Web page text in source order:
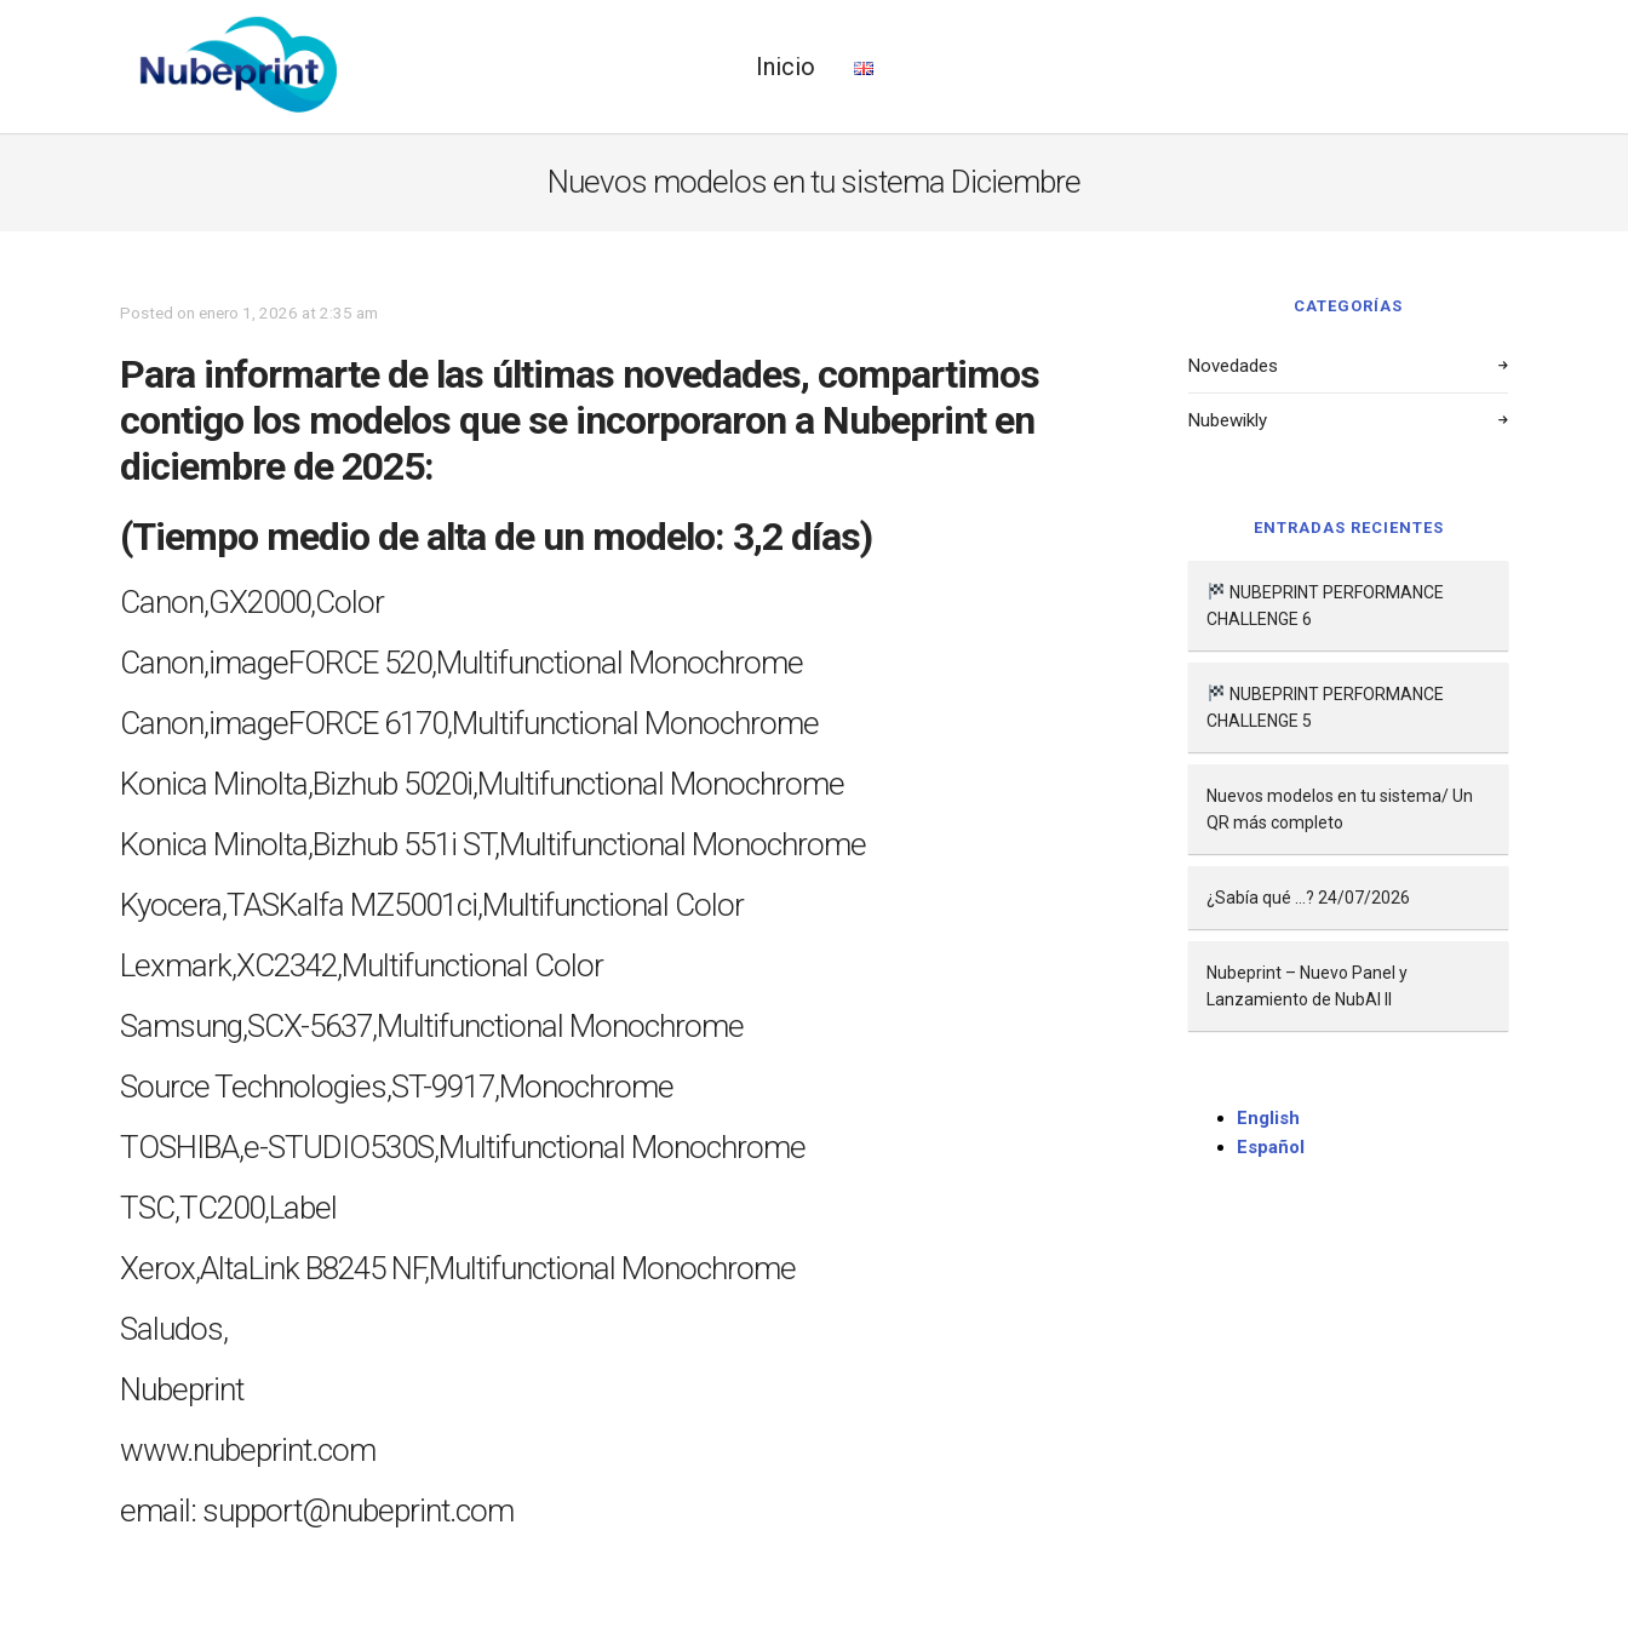
Inicio
Nuevos modelos en tu sistema Diciembre
Posted on enero 1, 2026 at 2:35 am
Para informarte de las últimas novedades, compartimos
contigo los modelos que se incorporaron a Nubeprint en
diciembre de 2025:
(Tiempo medio de alta de un modelo: 3,2 días)
Canon,GX2000,Color
Canon,imageFORCE 520,Multifunctional Monochrome
Canon,imageFORCE 6170,Multifunctional Monochrome
Konica Minolta,Bizhub 5020i,Multifunctional Monochrome
Konica Minolta,Bizhub 551i ST,Multifunctional Monochrome
Kyocera,TASKalfa MZ5001ci,Multifunctional Color
Lexmark,XC2342,Multifunctional Color
Samsung,SCX-5637,Multifunctional Monochrome
Source Technologies,ST-9917,Monochrome
TOSHIBA,e-STUDIO530S,Multifunctional Monochrome
TSC,TC200,Label
Xerox,AltaLink B8245 NF,Multifunctional Monochrome
Saludos,
Nubeprint
www.nubeprint.com
email: support@nubeprint.com
CATEGORÍAS
Novedades
Nubewikly
ENTRADAS RECIENTES
NUBEPRINT PERFORMANCE
CHALLENGE 6
NUBEPRINT PERFORMANCE
CHALLENGE 5
Nuevos modelos en tu sistema/ Un
QR más completo
¿Sabía qué …? 24/07/2026
Nubeprint – Nuevo Panel y
Lanzamiento de NubAI II
English
Español